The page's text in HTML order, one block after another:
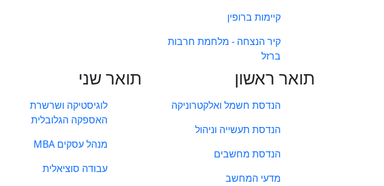
קיימות ברופין
קיר הנצחה - מלחמת חרבות
ברזל
תואר ראשון
הנדסת חשמל ואלקטרוניקה
הנדסת תעשייה וניהול
הנדסת מחשבים
מדעי המחשב
תואר שני
לוגיסטיקה ושרשרת
האספקה הגלובלית
מנהל עסקים MBA
עבודה סוציאלית